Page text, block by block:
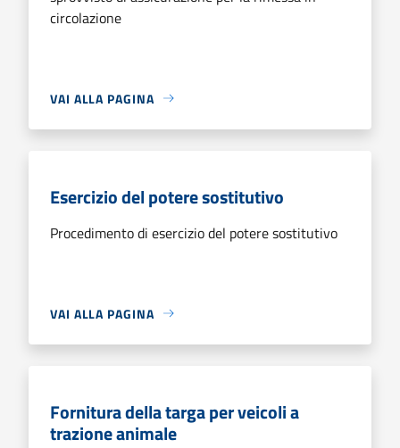
circolazione
VAI ALLA PAGINA
Esercizio del potere sostitutivo
Procedimento di esercizio del potere sostitutivo
VAI ALLA PAGINA
Fornitura della targa per veicoli a
trazione animale